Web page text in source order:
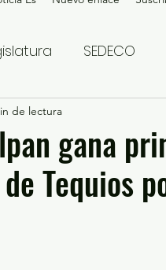
SEDECO
Edoméx 2023
Denuncia
gana
Tequios
de lectura